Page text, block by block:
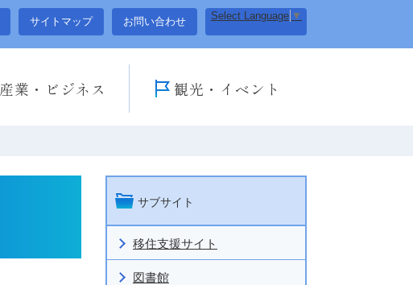
サイトマップ お問い合わせ Select Language ▼
産業・ビジネス 観光・イベント
サブサイト
移住支援サイト
図書館